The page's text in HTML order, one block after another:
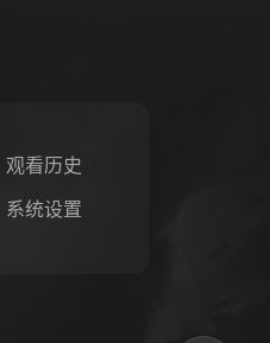
观看历史
系统设置